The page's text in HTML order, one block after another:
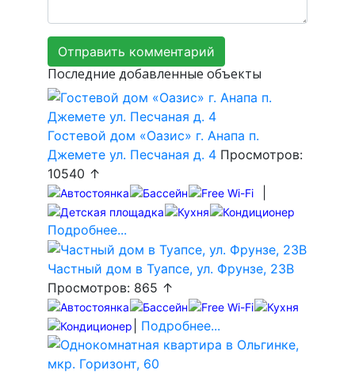
Последние добавленные объекты
Гостевой дом «Оазис» г. Анапа п.
Джемете ул. Песчаная д. 4 Просмотров:
10540 ↑
Подробнее...
Частный дом в Туапсе, ул. Фрунзе, 23В
Просмотров: 865 ↑
Подробнее...